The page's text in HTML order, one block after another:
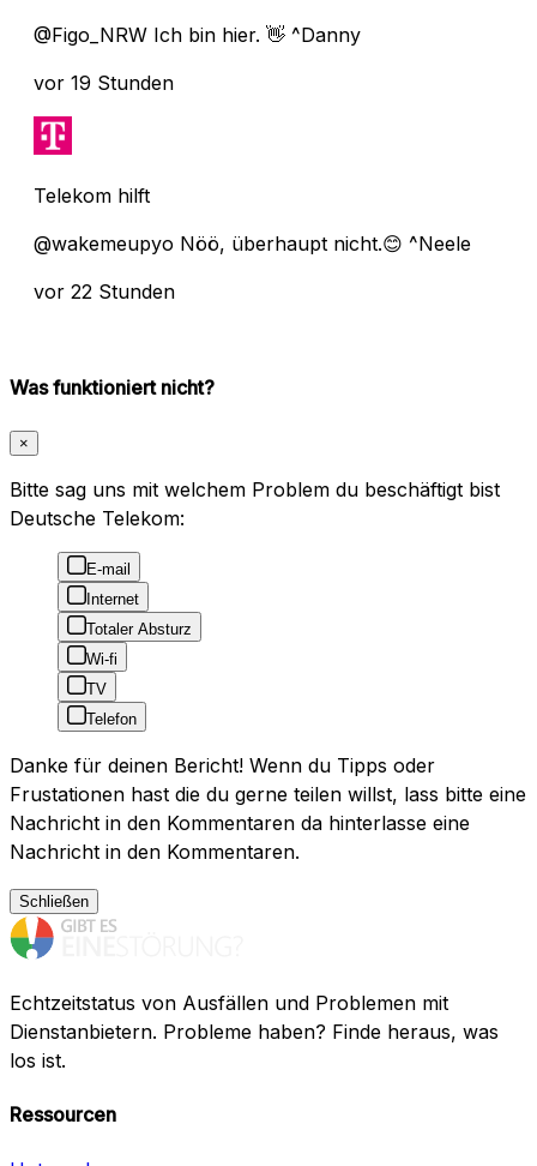
@Figo_NRW Ich bin hier. 👋 ^Danny
vor 19 Stunden
Telekom hilft
@wakemeupyo Nöö, überhaupt nicht.😊 ^Neele
vor 22 Stunden
Was funktioniert nicht?
×
Bitte sag uns mit welchem Problem du beschäftigt bist
Deutsche Telekom:
E-mail
Internet
Totaler Absturz
Wi-fi
TV
Telefon
Danke für deinen Bericht! Wenn du Tipps oder
Frustationen hast die du gerne teilen willst, lass bitte eine
Nachricht in den Kommentaren da hinterlasse eine
Nachricht in den Kommentaren.
Schließen
Echtzeitstatus von Ausfällen und Problemen mit
Dienstanbietern. Probleme haben? Finde heraus, was
los ist.
Ressourcen